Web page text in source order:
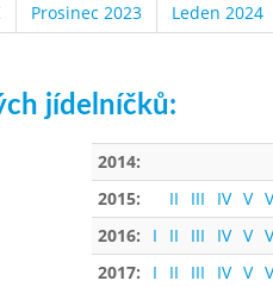
Prosinec 2023 Leden 2024
jídelníčků:
2014:
2015:
II III IV V
2016:
I II III IV V
2017:
I II III IV V